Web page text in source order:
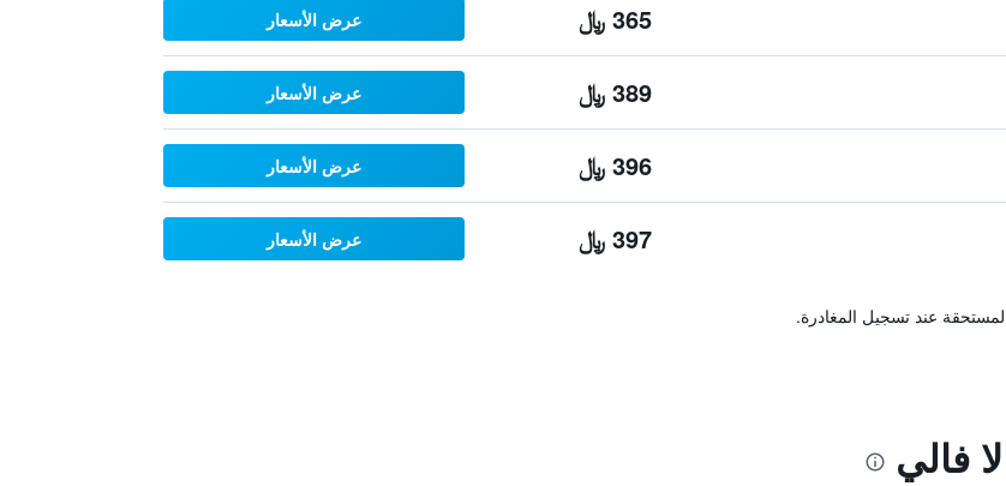
365 ﷼ عرض الأسعار
389 ﷼ عرض الأسعار
396 ﷼ عرض الأسعار
397 ﷼ عرض الأسعار
عند تسجيل المغادرة.
فالي